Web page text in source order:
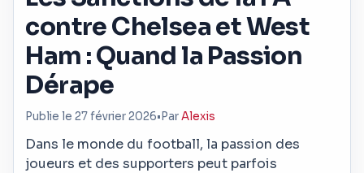
contre Chelsea et West
Ham : Quand la Passion
Dérape
Publie le 27 février 2026• ParAlexis
Dans le monde du football, la passion des
joueurs et des supporters peut parfois